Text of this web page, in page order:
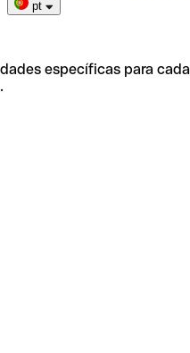
pt
específicas para cada